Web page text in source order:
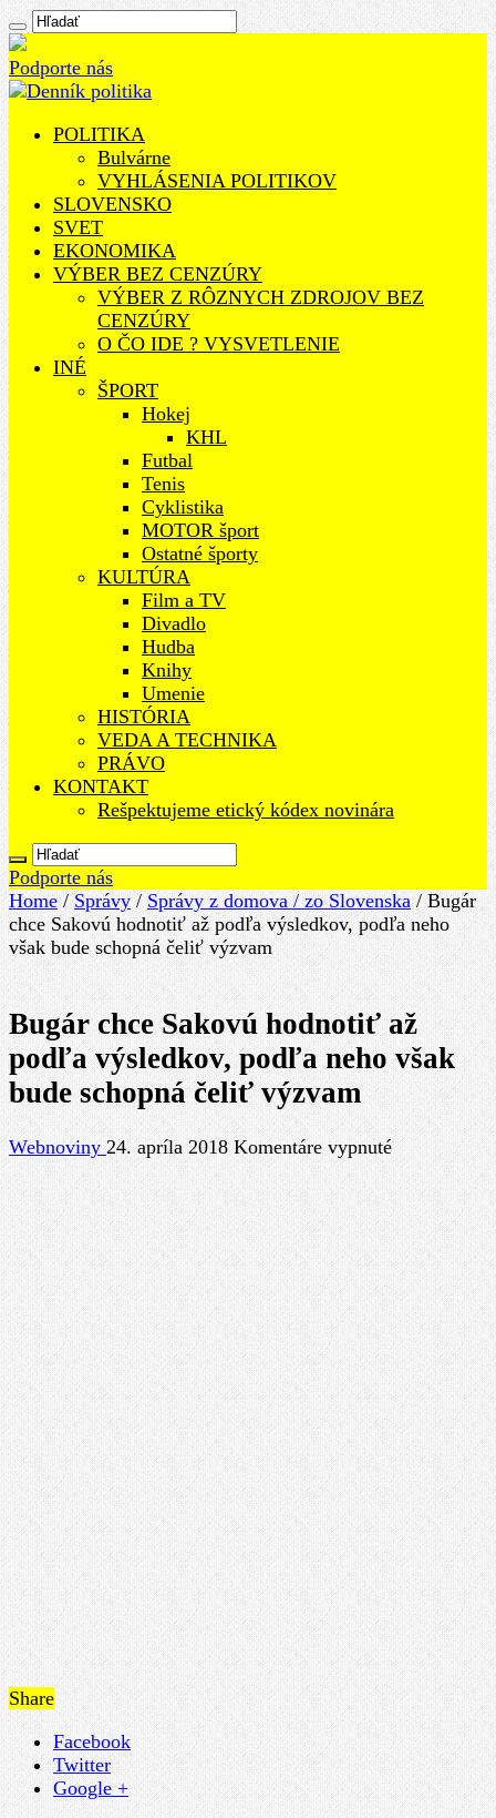
Podporte nás
POLITIKA
Bulvárne
VYHLÁSENIA POLITIKOV
SLOVENSKO
SVET
EKONOMIKA
VÝBER BEZ CENZÚRY
VÝBER Z RÔZNYCH ZDROJOV BEZ
CENZÚRY
O ČO IDE ? VYSVETLENIE
INÉ
ŠPORT
Hokej
KHL
Futbal
Tenis
Cyklistika
MOTOR šport
Ostatné športy
KULTÚRA
Film a TV
Divadlo
Hudba
Knihy
Umenie
HISTÓRIA
VEDA A TECHNIKA
PRÁVO
KONTAKT
Rešpektujeme etický kódex novinára
Podporte nás
Home / Správy / Správy z domova / zo Slovenska / Bugár
chce Sakovú hodnotiť až podľa výsledkov, podľa neho
však bude schopná čeliť výzvam
Bugár chce Sakovú hodnotiť až
podľa výsledkov, podľa neho však
bude schopná čeliť výzvam
Webnoviny 24. apríla 2018 Komentáre vypnuténa
Bugár
chce
Sakovú
hodnotiť
až
podľa
výsledkov,
podľa
neho
však
bude
schopná
čeliť
výzvam
Share
Facebook
Twitter
Google +